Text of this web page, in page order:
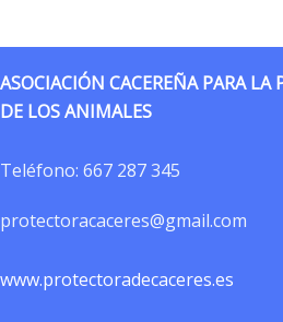
ASOCIACIÓN CACEREÑA PARA LA
DE LOS ANIMALES
Teléfono: 667 287 345
protectoracaceres@gmail.com
www.protectoradecaceres.es